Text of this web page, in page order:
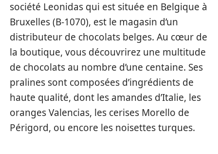
société Leonidas qui est située en Belgique à
Bruxelles (B-1070), est le magasin d’un
distributeur de chocolats belges. Au cœur de
la boutique, vous découvrirez une multitude
de chocolats au nombre d’une centaine. Ses
pralines sont composées d’ingrédients de
haute qualité, dont les amandes d’Italie, les
oranges Valencias, les cerises Morello de
Périgord, ou encore les noisettes turques.